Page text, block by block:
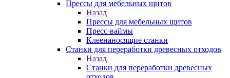
Прессы для мебельных щитов
Назад
Прессы для мебельных щитов
Пресс-ваймы
Клеенаносящие станки
Станки для переработки древесных отходов
Назад
Станки для переработки древесных